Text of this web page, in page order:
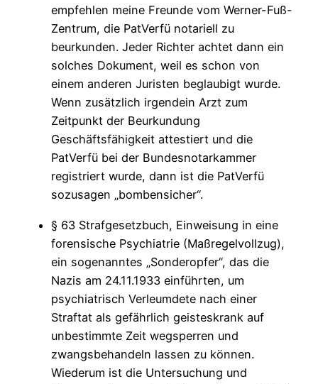
empfehlen meine Freunde vom Werner-Fuß-
Zentrum, die PatVerfü notariell zu
beurkunden. Jeder Richter achtet dann ein
solches Dokument, weil es schon von
einem anderen Juristen beglaubigt wurde.
Wenn zusätzlich irgendein Arzt zum
Zeitpunkt der Beurkundung
Geschäftsfähigkeit attestiert und die
PatVerfü bei der Bundesnotarkammer
registriert wurde, dann ist die PatVerfü
sozusagen „bombensicher“.
§ 63 Strafgesetzbuch, Einweisung in eine
forensische Psychiatrie (Maßregelvollzug),
ein sogenanntes „Sonderopfer“, das die
Nazis am 24.11.1933 einführten, um
psychiatrisch Verleumdete nach einer
Straftat als gefährlich geisteskrank auf
unbestimmte Zeit wegsperren und
zwangsbehandeln lassen zu können.
Wiederum ist die Untersuchung und